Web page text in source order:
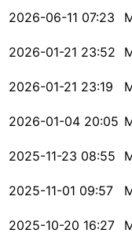
2026-06-11 07:23
2026-01-21 23:52
2026-01-21 23:19
2026-01-04 20:05
2025-11-23 08:55
2025-11-01 09:57
2025-10-20 16:27